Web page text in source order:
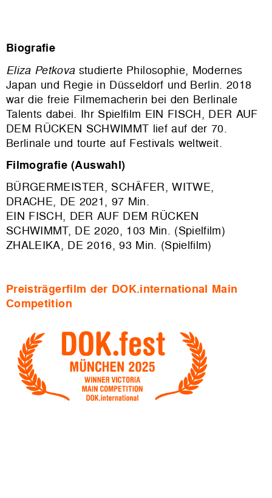
Biografie
Eliza Petkovastudierte Philosophie, Modernes
Japan und Regie in Düsseldorf und Berlin. 2018
war die freie Filmemacherin bei den Berlinale
Talents dabei. Ihr Spielfilm EIN FISCH, DER AUF
DEM RÜCKEN SCHWIMMT lief auf der 70.
Berlinale und tourte auf Festivals weltweit.
Filmografie (Auswahl)
BÜRGERMEISTER, SCHÄFER, WITWE,
DRACHE, DE 2021, 97 Min.
EIN FISCH, DER AUF DEM RÜCKEN
SCHWIMMT, DE 2020, 103 Min. (Spielfilm)
ZHALEIKA, DE 2016, 93 Min. (Spielfilm)
Preisträgerfilm der DOK.international Main
Competition